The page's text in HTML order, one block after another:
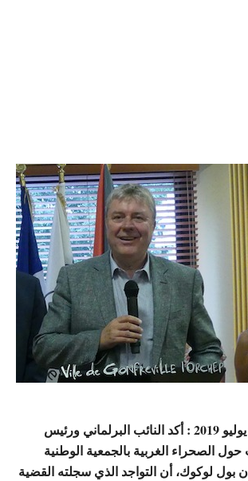
باريس (فرنسا) 28 يوليو 2019 : أكد النائب البرلماني ورئيس
الصحراء الغربية بالجمعية الوطنية
بول لوكوك، أن التواجد الذي سجلته القضية